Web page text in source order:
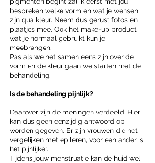
bespreken welke vorm en wat je wensen
zijn qua kleur. Neem dus gerust foto’s en
plaatjes mee. Ook het make-up product
wat je normaal gebruikt kun je
meebrengen.
Pas als we het samen eens zijn over de
vorm en de kleur gaan we starten met de
behandeling.
Is de behandeling pijnlijk?
Daarover zijn de meningen verdeeld. Hier
kan dus geen eenzijdig antwoord op
worden gegeven. Er zijn vrouwen die het
vergelijken met epileren, voor een ander is
het pijnlijker.
Tijdens jouw menstruatie kan de huid wel